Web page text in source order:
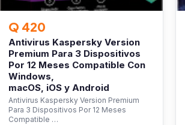
Q 420
Antivirus Kaspersky Version
Premium Para 3 Dispositivos
Por 12 Meses Compatible Con
Windows,
macOS, iOS y Android
Antivirus Kaspersky Version Premium
Para 3 Dispositivos Por 12 Meses
Compatible …